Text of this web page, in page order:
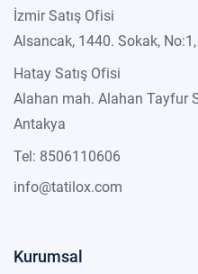
İzmir Satış Ofisi
Alsancak, 1440. Sokak,
Hatay Satış Ofisi
Alahan mah. Alahan Tayfur
Antakya
Tel: 8506110606
info@tatilox.com
Kurumsal